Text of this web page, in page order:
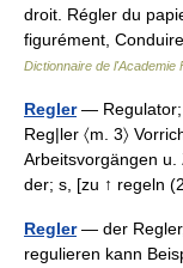
droit. Régler du
figurément,
Dictionnaire de l'Academie
Regler— Regulator;
Reg|ler 〈m. 3〉
Arbeitsvorgängen u.
der; s, [zu ↑ regeln
Regler— der Regler,
regulieren kann